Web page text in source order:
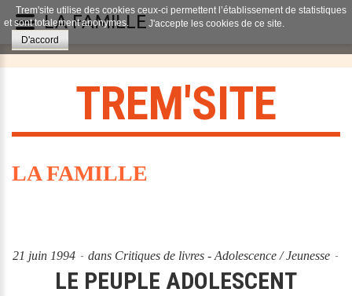
TREM'SITE
LA FAMILLE
21 juin 1994 dans Critiques de livres - Adolescence / Jeunesse
LE PEUPLE ADOLESCENT
Trem'site utilise des cookies ceux-ci permettent l’établissement de statistiques
et sont totalement anonymes.
J'accepte les cookies de ce site.
D'accord
LA FAMILLE